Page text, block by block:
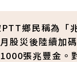
鄉民稱為「
股災後陸續加
張兆豐金。